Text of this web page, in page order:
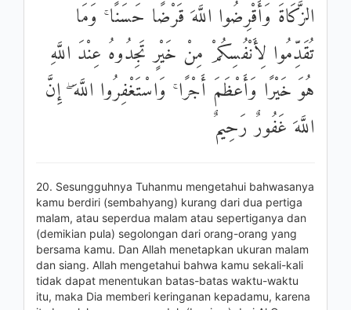
الزَّكَاةَ وَأَقْرِضُوا اللَّهَ قَرْضًا حَسَنًا ۚ وَمَا
تُقَدِّمُوا لِأَنْفُسِكُمْ مِنْ خَيْرٍ تَجِدُوهُ عِنْدَ اللَّهِ
هُوَ خَيْرًا وَأَعْظَمَ أَجْرًا ۚ وَاسْتَغْفِرُوا اللَّهَ ۖ إِنَّ
اللَّهَ غَفُورٌ رَحِيمٌ
20. Sesungguhnya Tuhanmu mengetahui bahwasanya
kamu berdiri (sembahyang) kurang dari dua pertiga
malam, atau seperdua malam atau sepertiganya dan
(demikian pula) segolongan dari orang-orang yang
bersama kamu. Dan Allah menetapkan ukuran malam
dan siang. Allah mengetahui bahwa kamu sekali-kali
tidak dapat menentukan batas-batas waktu-waktu
itu, maka Dia memberi keringanan kepadamu, karena